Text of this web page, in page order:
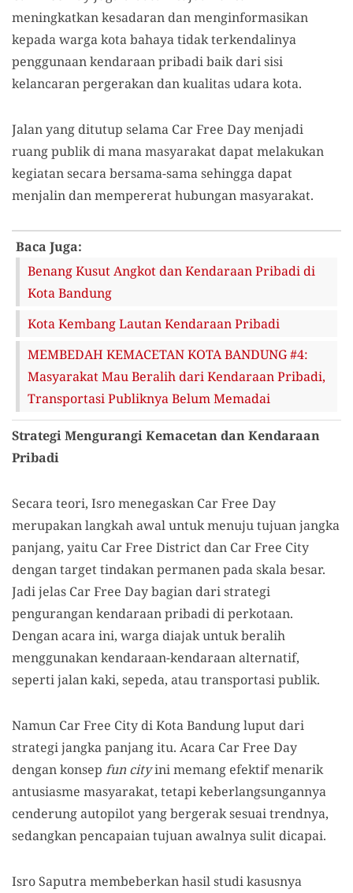
meningkatkan kesadaran dan menginformasikan
kepada warga kota bahaya tidak terkendalinya
penggunaan kendaraan pribadi baik dari sisi
kelancaran pergerakan dan kualitas udara kota.
Jalan yang ditutup selama Car Free Day menjadi
ruang publik di mana masyarakat dapat melakukan
kegiatan secara bersama-sama sehingga dapat
menjalin dan mempererat hubungan masyarakat.
Baca Juga:
Benang Kusut Angkot dan Kendaraan Pribadi di
Kota Bandung
Kota Kembang Lautan Kendaraan Pribadi
MEMBEDAH KEMACETAN KOTA BANDUNG #4:
Masyarakat Mau Beralih dari Kendaraan Pribadi,
Transportasi Publiknya Belum Memadai
Strategi Mengurangi Kemacetan dan Kendaraan
Pribadi
Secara teori, Isro menegaskan Car Free Day
merupakan langkah awal untuk menuju tujuan jangka
panjang, yaitu Car Free District dan Car Free City
dengan target tindakan permanen pada skala besar.
Jadi jelas Car Free Day bagian dari strategi
pengurangan kendaraan pribadi di perkotaan.
Dengan acara ini, warga diajak untuk beralih
menggunakan kendaraan-kendaraan alternatif,
seperti jalan kaki, sepeda, atau transportasi publik.
Namun Car Free City di Kota Bandung luput dari
strategi jangka panjang itu. Acara Car Free Day
dengan konsep fun cityini memang efektif menarik
antusiasme masyarakat, tetapi keberlangsungannya
cenderung autopilot yang bergerak sesuai trendnya,
sedangkan pencapaian tujuan awalnya sulit dicapai.
Isro Saputra membeberkan hasil studi kasusnya